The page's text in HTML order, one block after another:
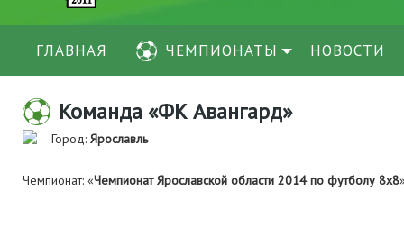
ГЛАВНАЯ ЧЕМПИОНАТЫ НОВОСТИ
Команда «ФК Авангард»
Город: Ярославль
Чемпионат: «Чемпионат Ярославской области 2014 по футболу 8х8